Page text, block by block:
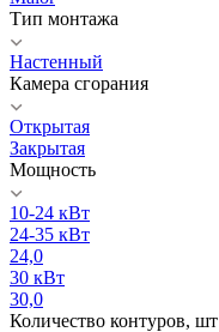
Тип монтажа
Настенный
Камера сгорания
Открытая
Закрытая
Мощность
10-24 кВт
24-35 кВт
24,0
30 кВт
30,0
Количество контуров, шт